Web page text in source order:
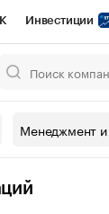
Инвестиции
Менеджмент и